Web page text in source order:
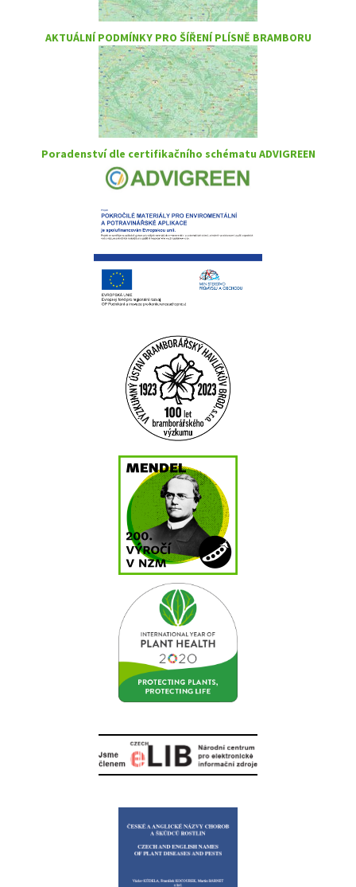
AKTUÁLNÍ PODMÍNKY PRO ŠÍŘENÍ PLÍSNĚ BRAMBORU
Poradenství dle certifikačního schématu ADVIGREEN